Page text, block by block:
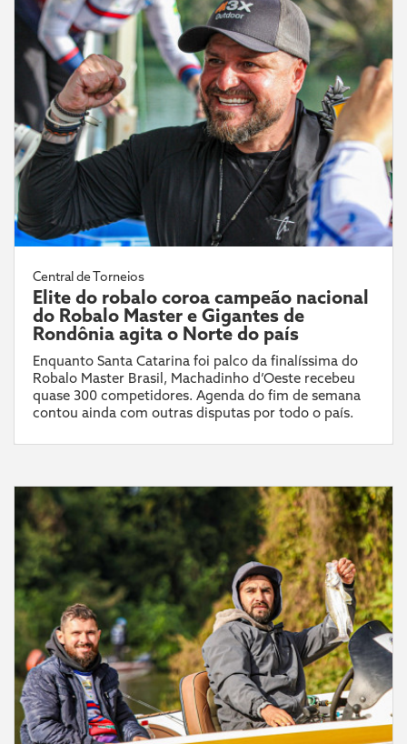
Central de Torneios
Elite do robalo coroa campeão nacional
do Robalo Master e Gigantes de
Rondônia agita o Norte do país
Enquanto Santa Catarina foi palco da finalíssima do
Robalo Master Brasil, Machadinho d’Oeste recebeu
quase 300 competidores. Agenda do fim de semana
contou ainda com outras disputas por todo o país.